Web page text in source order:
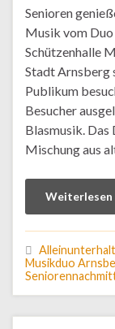
Senioren
Musik vom
Schützenhalle
Stadt Arnsberg
Publikum
Besucher
Blasmusik. Das
Mischung aus
Weiterlesen
Musikduo